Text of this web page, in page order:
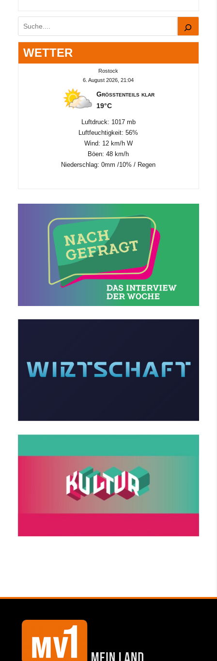
Suchen
WETTER
Rostock
6. August 2026, 21:04
Größtenteils klar
19°C
Luftdruck: 1017 mb
Luftfeuchtigkeit: 56%
Wind: 12 km/h W
Böen: 48 km/h
Niederschlag:0mm /10% / Regen